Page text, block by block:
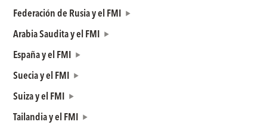
Federación de Rusia y el FMI
Arabia Saudita y el FMI
España y el FMI
Suecia y el FMI
Suiza y el FMI
Tailandia y el FMI